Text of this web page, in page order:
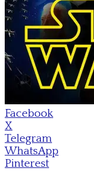
Facebook
X
Telegram
WhatsApp
Pinterest